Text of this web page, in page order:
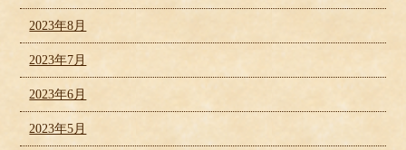
2023年8月
2023年7月
2023年6月
2023年5月